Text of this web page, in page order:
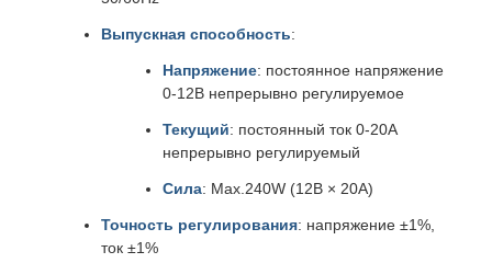
Выпускная способность:
Напряжение: постоянное напряжение
0-12В непрерывно регулируемое
Текущий: постоянный ток 0-20A
непрерывно регулируемый
Сила: Max.240W (12В × 20А)
Точность регулирования: напряжение ±1%,
ток ±1%